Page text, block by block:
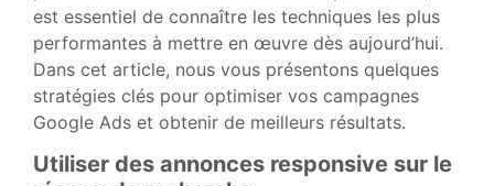
est essentiel de connaître les techniques les plus
performantes à mettre en œuvre dès aujourd’hui.
Dans cet article, nous vous présentons quelques
stratégies clés pour optimiser vos campagnes
Google Ads et obtenir de meilleurs résultats.
Utiliser des annonces responsive sur le